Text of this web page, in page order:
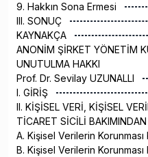
9. Hakkın Sona Ermesi
III. SONUÇ
KAYNAKÇA
ANONİM ŞİRKET YÖNETİM
UNUTULMA HAKKI
Prof. Dr. Sevilay UZUNALLI
I. GİRİŞ
II. KİŞİSEL VERİ, KİŞİSEL
TİCARET SİCİLİ BAKIMINDAN
A. Kişisel Verilerin Korunması
B. Kişisel Verilerin Korunması